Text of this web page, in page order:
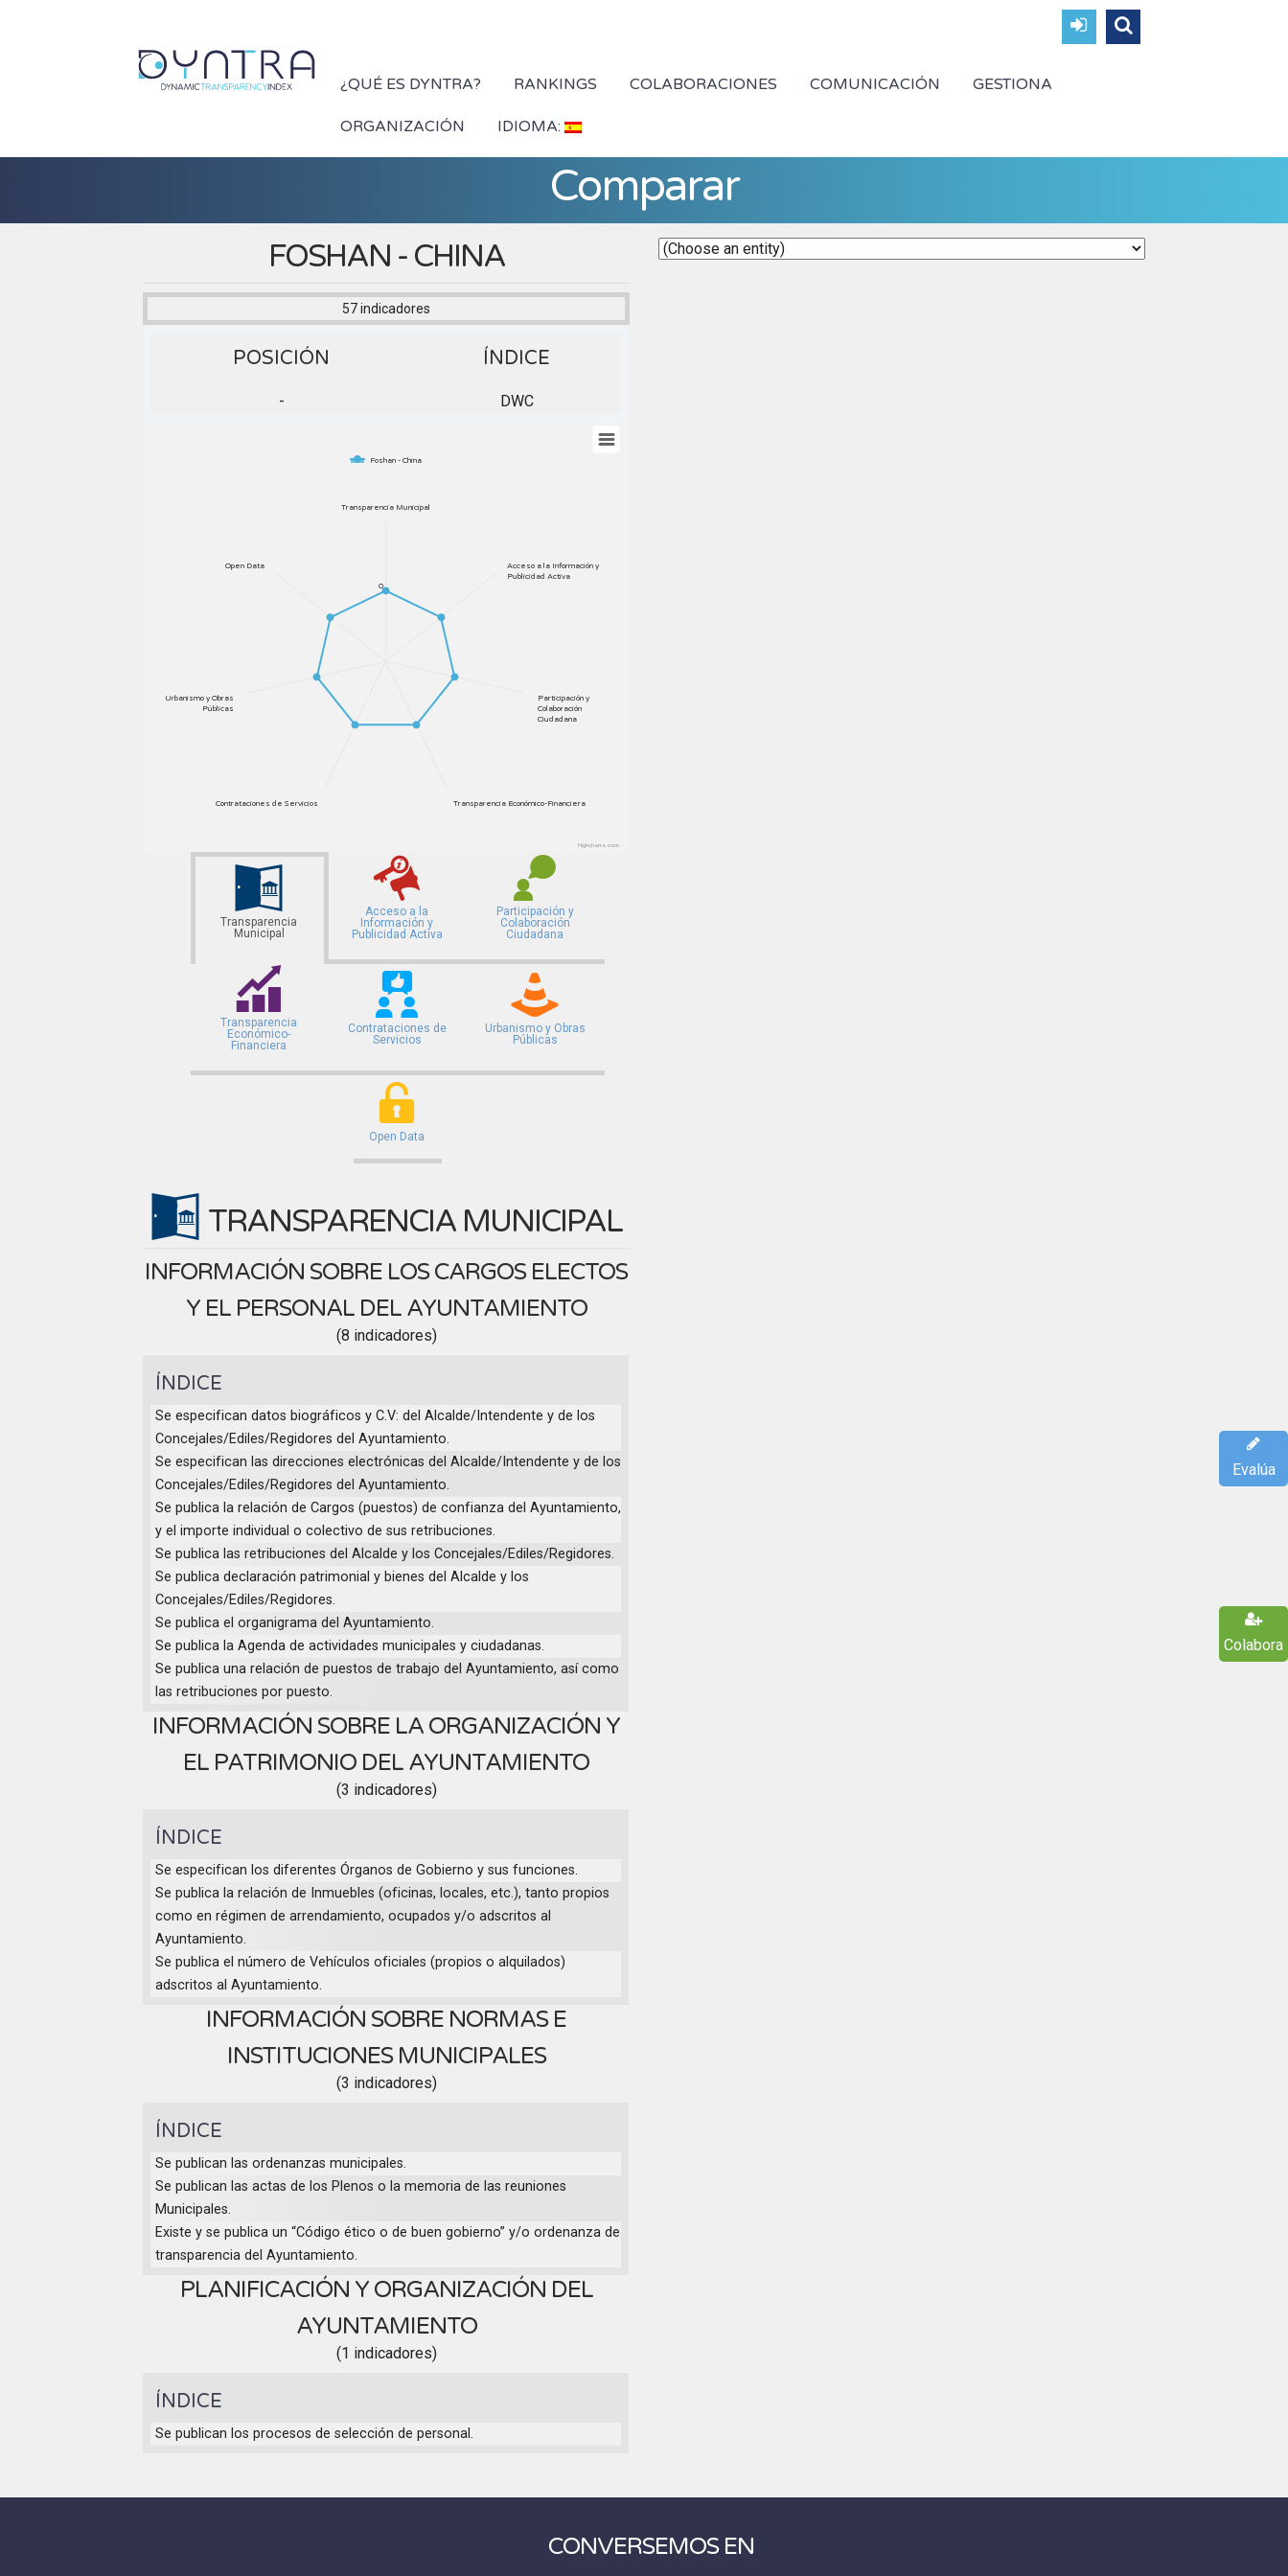
¿QUÉ ES DYNTRA? RANKINGS COLABORACIONES COMUNICACIÓN GESTIONA
ORGANIZACIÓN IDIOMA:
Comparar
FOSHAN - CHINA
57 indicadores
POSICIÓN ÍNDICE
- DWC
Foshan - China
Transparencia Municipal
Acceso a la Información y
Publicidad Activa
Participación y
Colaboración
Ciudadana
Transparencia Económico-Financiera
Contrataciones de Servicios
Urbanismo y Obras
Públicas
Open Data
0
Highcharts.com
Transparencia
Municipal
Acceso a la
Información y
Publicidad Activa
Participación y
Colaboración
Ciudadana
Transparencia
Económico-
Financiera
Contrataciones de
Servicios
Urbanismo y Obras
Públicas
Open Data
TRANSPARENCIA MUNICIPAL
INFORMACIÓN SOBRE LOS CARGOS ELECTOS
Y EL PERSONAL DEL AYUNTAMIENTO
(8 indicadores)
ÍNDICE
Se especifican datos biográficos y C.V: del Alcalde/Intendente y de los
Concejales/Ediles/Regidores del Ayuntamiento.
Se especifican las direcciones electrónicas del Alcalde/Intendente y de los
Concejales/Ediles/Regidores del Ayuntamiento.
Se publica la relación de Cargos (puestos) de confianza del Ayuntamiento,
y el importe individual o colectivo de sus retribuciones.
Se publica las retribuciones del Alcalde y los Concejales/Ediles/Regidores.
Se publica declaración patrimonial y bienes del Alcalde y los
Concejales/Ediles/Regidores.
Se publica el organigrama del Ayuntamiento.
Se publica la Agenda de actividades municipales y ciudadanas.
Se publica una relación de puestos de trabajo del Ayuntamiento, así como
las retribuciones por puesto.
INFORMACIÓN SOBRE LA ORGANIZACIÓN Y
EL PATRIMONIO DEL AYUNTAMIENTO
(3 indicadores)
ÍNDICE
Se especifican los diferentes Órganos de Gobierno y sus funciones.
Se publica la relación de Inmuebles (oficinas, locales, etc.), tanto propios
como en régimen de arrendamiento, ocupados y/o adscritos al
Ayuntamiento.
Se publica el número de Vehículos oficiales (propios o alquilados)
adscritos al Ayuntamiento.
INFORMACIÓN SOBRE NORMAS E
INSTITUCIONES MUNICIPALES
(3 indicadores)
ÍNDICE
Se publican las ordenanzas municipales.
Se publican las actas de los Plenos o la memoria de las reuniones
Municipales.
Existe y se publica un “Código ético o de buen gobierno” y/o ordenanza de
transparencia del Ayuntamiento.
PLANIFICACIÓN Y ORGANIZACIÓN DEL
AYUNTAMIENTO
(1 indicadores)
ÍNDICE
Se publican los procesos de selección de personal.
Evalúa
Colabora
CONVERSEMOS EN